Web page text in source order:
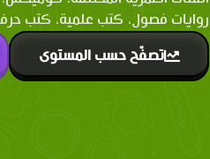
روايات فصول، كتب علمية، كتب
تصفّح حسب المستوى